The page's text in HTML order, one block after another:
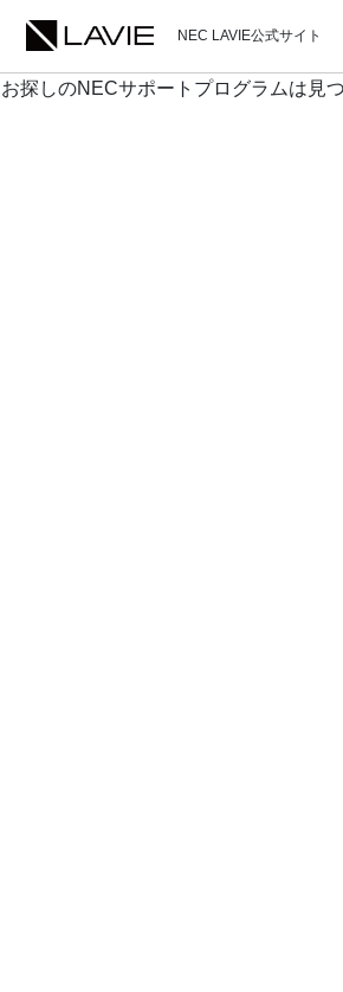
NEC LAVIE公式サイト
お探しのNECサポートプログラムは見